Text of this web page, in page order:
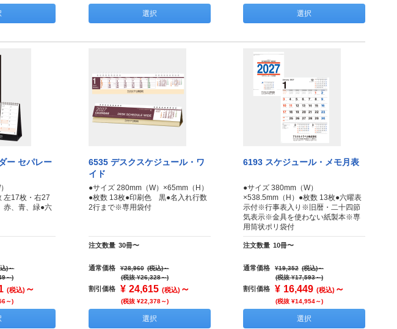
選択 選択
ー セパレー
左17枚・右27
、青、緑●六
)～
～)
(税込) ～
～)
6535 デスクスケジュール・ワ
イド
●サイズ 280mm（W）×65mm（H）
●枚数 13枚●印刷色 黒●名入れ行数
2行まで※専用袋付
注文数量 30冊〜
通常価格 ¥28,960 (税込)～
(税抜 ¥26,328～)
割引価格 ¥ 24,615 (税込) ～
(税抜 ¥22,378～)
選択
6193 スケジュール・メモ月表
●サイズ 380mm（W）
×538.5mm（H）●枚数 13枚●六曜表
示付※行事表入り※旧暦・二十四節
気表示※金具を使わない紙製本※専
用筒状ポリ袋付
注文数量 10冊〜
通常価格 ¥19,352 (税込)～
(税抜 ¥17,593～)
割引価格 ¥ 16,449 (税込) ～
(税抜 ¥14,954～)
選択